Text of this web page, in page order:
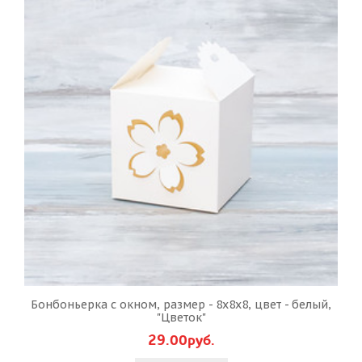
Бонбоньерка с окном, размер - 8х8х8, цвет - белый,
"Цветок"
29.00руб.